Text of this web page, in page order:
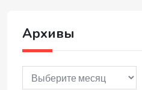
Архивы
Архивы